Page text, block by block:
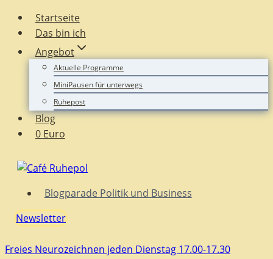
Zum
Inhalt
springen
Startseite
Das bin ich
Angebot
Aktuelle Programme
MiniPausen für unterwegs
Ruhepost
Blog
0 Euro
Blogparade Politik und Business
Newsletter
Freies Neurozeichnen jeden Dienstag 17.00-17.30